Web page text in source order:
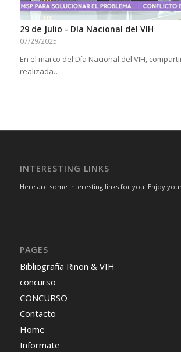
29 de Julio - Día Nacional del VIH
07/29/2025
En el marco del Día Nacional del VIH,
realizada…
INTERESTING LINKS
Here are some interesting links for you! Enjoy
PAGES
Bibliografía Riñon & VIH
concurso
CONCURSO
Contacto
Home
Informate